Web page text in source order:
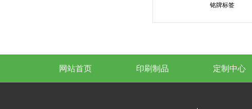
铭牌标签
网站首页 印刷制品 定制中心